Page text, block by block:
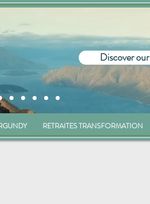
Discover
RETRAITES TRANSFORMATION